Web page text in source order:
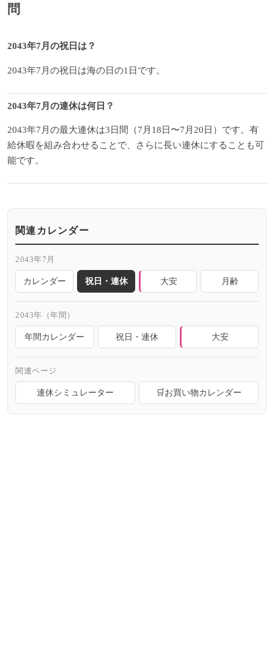
問
2043年7月の祝日は？
2043年7月の祝日は海の日の1日です。
2043年7月の連休は何日？
2043年7月の最大連休は3日間（7月18日〜7月20日）です。有
給休暇を組み合わせることで、さらに長い連休にすることも可
能です。
関連カレンダー
2043年7月
カレンダー 祝日・連休 大安 月齢
2043年（年間）
年間カレンダー 祝日・連休 大安
関連ページ
連休シミュレーター 🛒お買い物カレンダー